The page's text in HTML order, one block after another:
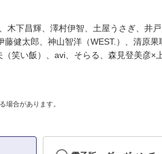
木下昌輝、澤村伊智、土屋うさぎ、井
藤健太郎、神山智洋（WEST.）、清原果
笑い飯）、avi、そらる、森見登美彦×
場合があります。